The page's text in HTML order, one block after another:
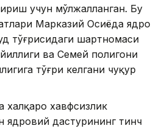
учун мўлжалланган. Бу
Марказий Осиёда ядро
тўғрисидаги шартномаси
ва Семей полигони
тўғри келгани чуқур
халқаро хавфсизлик
ядровий дастурининг тинч